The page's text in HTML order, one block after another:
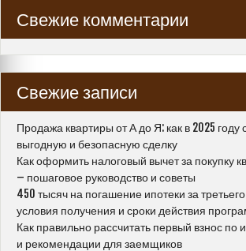
Свежие комментарии
Свежие записи
Продажа квартиры от А до Я: как в 2025 году
выгодную и безопасную сделку
Как оформить налоговый вычет за покупку
– пошаговое руководство и советы
450 тысяч на погашение ипотеки за
условия получения и сроки действия
Как правильно рассчитать первый взнос по
и рекомендации для заемщиков